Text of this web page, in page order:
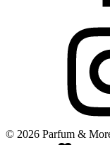
© 2026 Parfum &